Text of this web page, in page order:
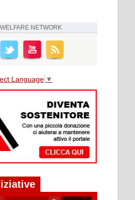
WELFARE NETWORK
Language ▼